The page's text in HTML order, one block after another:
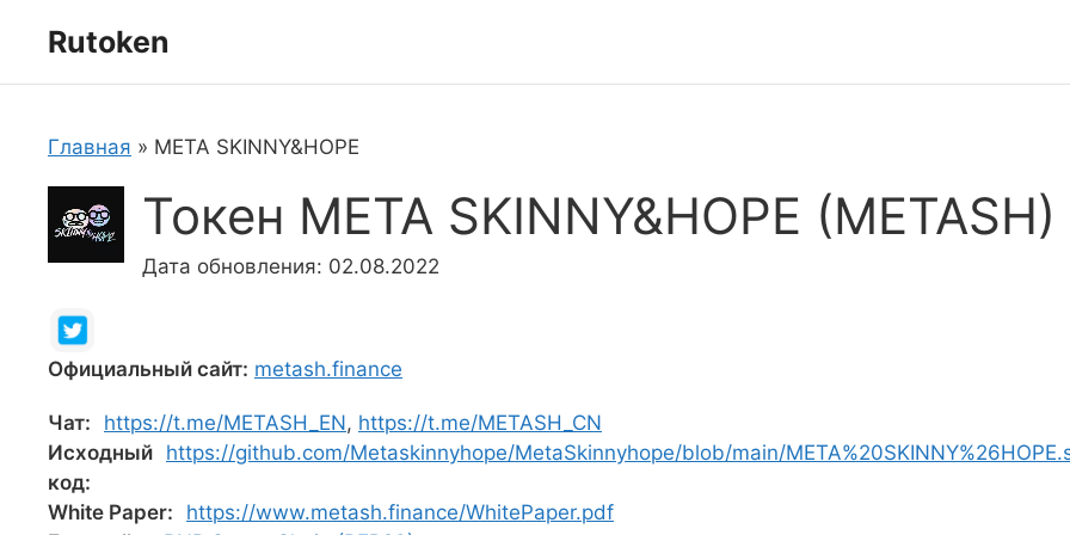
Rutoken
Главная » META SKINNY&HOPE
Токен META SKINNY&HOPE (METASH)
Дата обновления: 02.08.2022
Официальный сайт: metash.finance
Чат: https://t.me/METASH_EN, https://t.me/METASH_CN
Исходный
код:
https://github.com/Metaskinnyhope/MetaSkinnyhope/blob/main/
White Paper:
https://www.metash.finance/WhitePaper.pdf